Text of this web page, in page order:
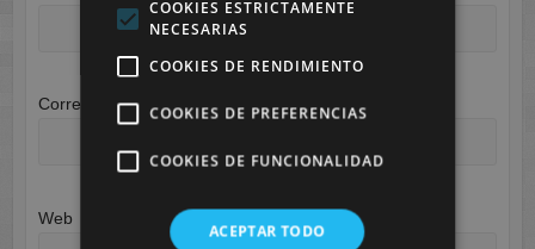
Correo electrónico*
Web
COOKIES ESTRICTAMENTE
NECESARIAS
COOKIES DE RENDIMIENTO
COOKIES DE PREFERENCIAS
COOKIES DE FUNCIONALIDAD
ACEPTAR TODO